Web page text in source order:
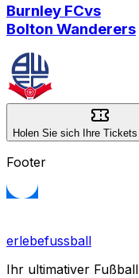
Burnley FCvs
Bolton Wanderers
Holen Sie sich Ihre
Footer
erlebefussball
Ihr ultimativer